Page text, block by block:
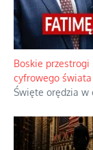
Boskie
cyfrowego świata
Święte orędzia w